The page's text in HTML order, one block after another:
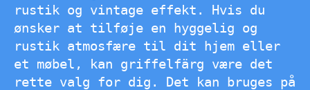
rustik og vintage effekt. Hvis du
ønsker at tilføje en hyggelig og
rustik atmosfære til dit hjem eller
et møbel, kan griffelfärg være det
rette valg for dig. Det kan bruges på